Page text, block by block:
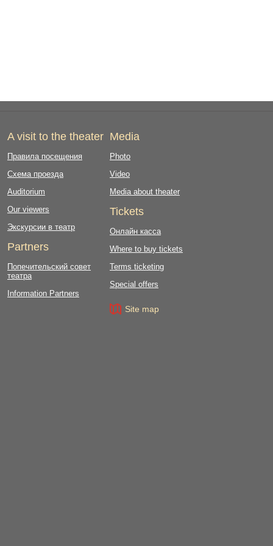
A visit to the theater
Правила посещения
Схема проезда
Auditorium
Our viewers
Экскурсии в театр
Partners
Попечительский совет
театра
Information Partners
Media
Photo
Video
Media about theater
Tickets
Онлайн касса
Where to buy tickets
Terms ticketing
Special offers
Site map